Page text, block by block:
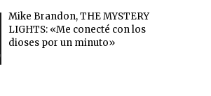
Mike Brandon, THE MYSTERY
LIGHTS: «Me conecté con los
dioses por un minuto»